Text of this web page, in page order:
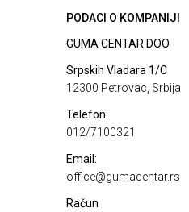
PODACI O KOMPANIJI
GUMA CENTAR DOO
Srpskih Vladara 1/C
12300 Petrovac, Srbija
Telefon:
012/7100321
Email:
office@gumacentar.rs
Račun